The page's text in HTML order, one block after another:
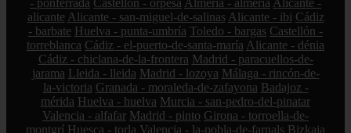
- ponferrada Castellón - orpesa Almería - almería Alicante -
alicante Alicante - san-miguel-de-salinas Alicante - ibi Cádiz
- barbate Huelva - punta-umbría Toledo - bargas Castellón -
torreblanca Cádiz - el-puerto-de-santa-maría Alicante - dénia
Cádiz - chiclana-de-la-frontera Madrid - paracuellos-de-
jarama Lleida - lleida Madrid - lozoya Málaga - rincón-de-
la-victoria Granada - moraleda-de-zafayona Badajoz -
mérida Huelva - huelva Murcia - san-pedro-del-pinatar
Valencia - alfafar Madrid - pinto Girona - torroella-de-
montgrí Huesca - torla Valencia - la-pobla-de-farnals Bizkaia